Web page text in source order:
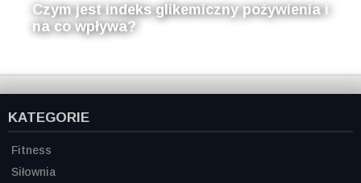
Czym jest indeks glikemiczny pożywienia i
na co wpływa?
KATEGORIE
Fitness
Siłownia